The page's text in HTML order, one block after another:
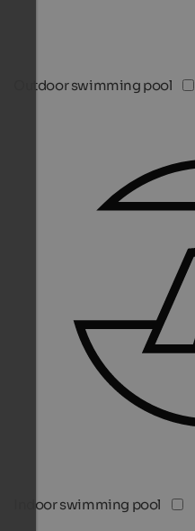
Outdoor swimming pool
Indoor swimming pool